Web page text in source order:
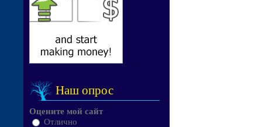
Наш опрос
Оцените мой сайт
Отлично